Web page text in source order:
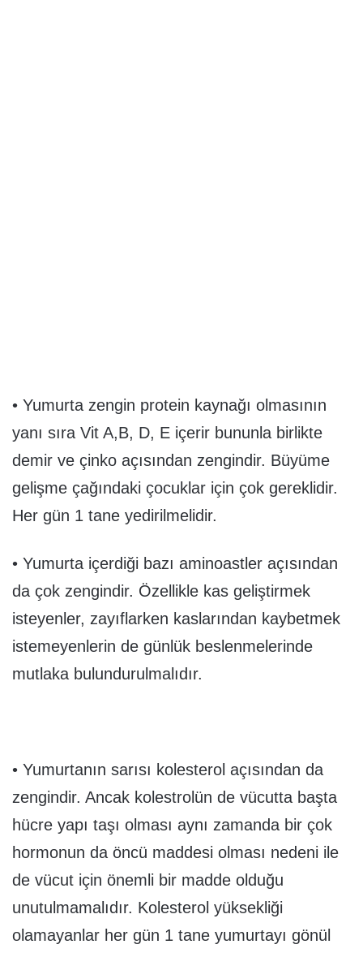
• Yumurta zengin protein kaynağı olmasının
yanı sıra Vit A,B, D, E içerir bununla birlikte
demir ve çinko açısından zengindir. Büyüme
gelişme çağındaki çocuklar için çok gereklidir.
Her gün 1 tane yedirilmelidir.
• Yumurta içerdiği bazı aminoastler açısından
da çok zengindir. Özellikle kas geliştirmek
isteyenler, zayıflarken kaslarından kaybetmek
istemeyenlerin de günlük beslenmelerinde
mutlaka bulundurulmalıdır.
• Yumurtanın sarısı kolesterol açısından da
zengindir. Ancak kolestrolün de vücutta başta
hücre yapı taşı olması aynı zamanda bir çok
hormonun da öncü maddesi olması nedeni ile
de vücut için önemli bir madde olduğu
unutulmamalıdır. Kolesterol yüksekliği
olamayanlar her gün 1 tane yumurtayı gönül